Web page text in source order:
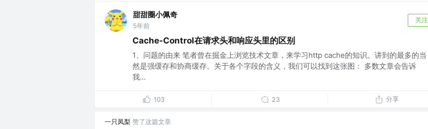
甜甜圈小佩奇
5年前
关注
Cache-Control在请求头和响应头里的区别
1、问题的由来 笔者曾在掘金上浏览技术文章，来学习http cache的知识。讲到的最多的当
然是强缓存和协商缓存。关于各个字段的含义，我们可以找到这张图： 多数文章会告诉
我...
103 23 分享
一只凤梨 赞了这篇文章